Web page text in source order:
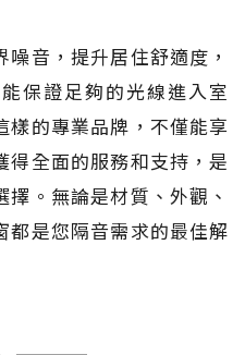
音，提升居住舒適度，
保證足夠的光線進入室
樣的專業品牌，不僅能享
得全面的服務和支持，是
。無論是材質、外觀、
都是您隔音需求的最佳解